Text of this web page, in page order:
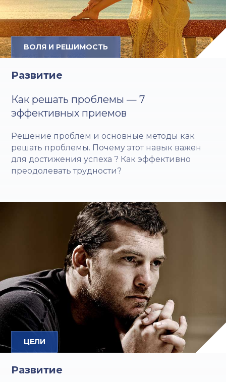
ВОЛЯ И РЕШИМОСТЬ
Развитие
Как решать проблемы — 7
эффективных приемов
Решение проблем и основные методы как
решать проблемы. Почему этот навык важен
для достижения успеха ? Как эффективно
преодолевать трудности?
ЦЕЛИ
Развитие